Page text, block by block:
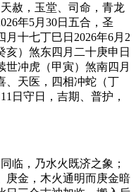
赦，玉堂、司命，青龙
年5月30日五合，圣
十七丁巳日2026年6月2
亥）煞东四月二十庚申日
世冲虎（甲寅）煞南四月
、天医，四相冲蛇（丁
日守日，吉期、普护，
临，乃水火既济之象；
庚金，木火通明而庚金暗